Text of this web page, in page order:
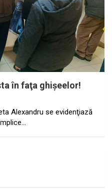
în faţa ghişeelor!
Alexandru se evidenţiază